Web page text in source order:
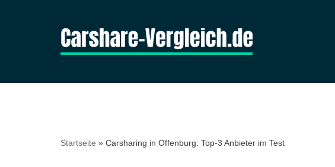
Startseite » Carsharing in Offenburg: Top-3 Anbieter im Test